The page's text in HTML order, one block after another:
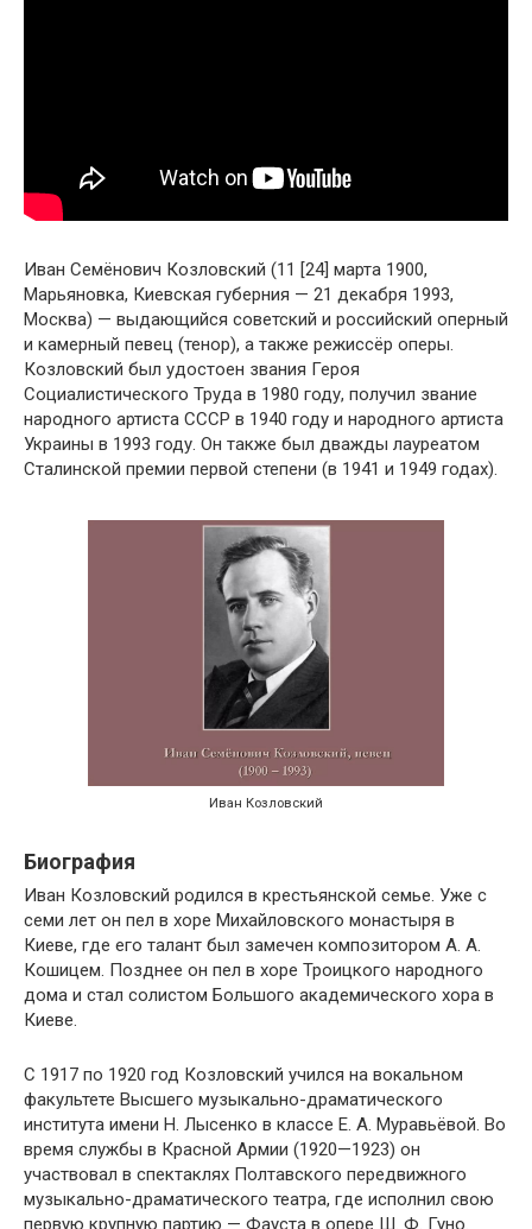
Иван Семёнович Козловский (11 [24] марта 1900,
Марьяновка, Киевская губерния — 21 декабря 1993,
Москва) — выдающийся советский и российский оперный
и камерный певец (тенор), а также режиссёр оперы.
Козловский был удостоен звания Героя
Социалистического Труда в 1980 году, получил звание
народного артиста СССР в 1940 году и народного артиста
Украины в 1993 году. Он также был дважды лауреатом
Сталинской премии первой степени (в 1941 и 1949 годах).
Иван Козловский
Биография
Иван Козловский родился в крестьянской семье. Уже с
семи лет он пел в хоре Михайловского монастыря в
Киеве, где его талант был замечен композитором А. А.
Кошицем. Позднее он пел в хоре Троицкого народного
дома и стал солистом Большого академического хора в
Киеве.
С 1917 по 1920 год Козловский учился на вокальном
факультете Высшего музыкально-драматического
института имени Н. Лысенко в классе Е. А. Муравьёвой. Во
время службы в Красной Армии (1920—1923) он
участвовал в спектаклях Полтавского передвижного
музыкально-драматического театра, где исполнил свою
первую крупную партию — Фауста в опере Ш. Ф. Гуно.